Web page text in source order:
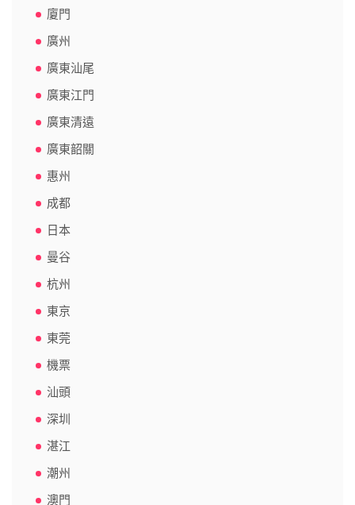
廈門
廣州
廣東汕尾
廣東江門
廣東清遠
廣東韶關
惠州
成都
日本
曼谷
杭州
東京
東莞
機票
汕頭
深圳
湛江
潮州
澳門